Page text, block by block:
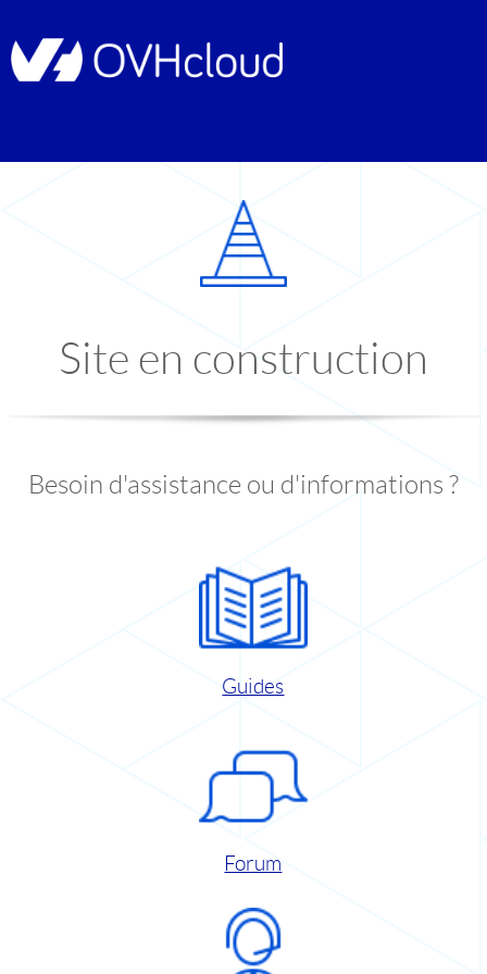
Site en construction
Besoin d'assistance ou d'informations ?
Guides
Forum